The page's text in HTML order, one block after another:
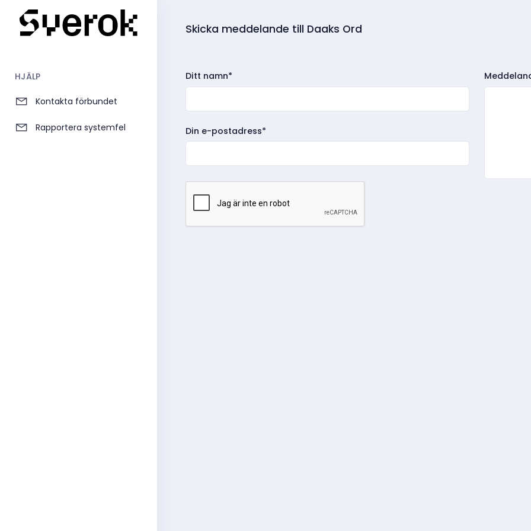
HJÄLP
Kontakta förbundet
Rapportera systemfel
Skicka meddelande till Daaks Ord
Ditt namn*
Din e-postadress*